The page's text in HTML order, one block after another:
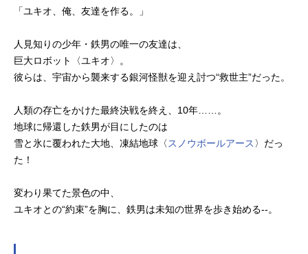
「ユキオ、俺、友達を作る。」
人見知りの少年・鉄男の唯一の友達は、
巨大ロボット〈ユキオ〉。
彼らは、宇宙から襲来する銀河怪獣を迎え討つ“救世主”だった。
人類の存亡をかけた最終決戦を終え、10年……。
地球に帰還した鉄男が目にしたのは
雪と氷に覆われた大地、凍結地球〈 スノウボールアース 〉だっ
た！
変わり果てた景色の中、
ユキオとの“約束”を胸に、鉄男は未知の世界を歩き始める--。